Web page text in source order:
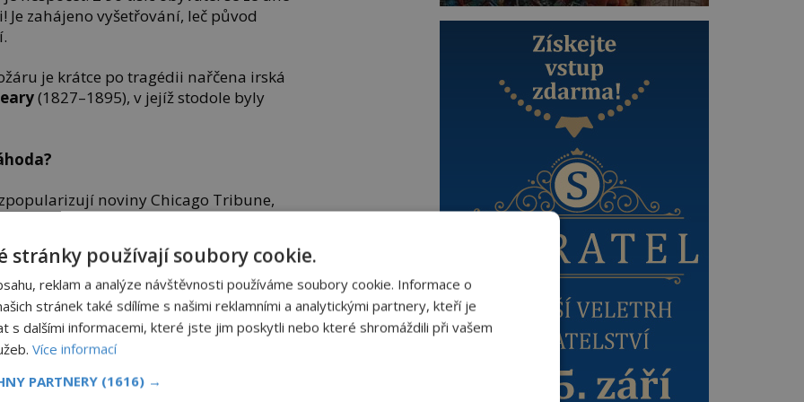
zahájeno vyšetřování, leč původ
je krátce po tragédii nařčena irská
(1827–1895), v jejíž stodole byly
noviny Chicago Tribune,
ženina kráva, jež kopnutím
lidští
Gruzínské masové
knedlíčky
stránky používají soubory cookie.
reklam a analýze návštěvnosti používáme soubory cookie. Informace o
stránek také sdílíme s našimi reklamními a analytickými partnery, kteří je
s dalšími informacemi, které jste jim poskytli nebo které shromáždili při vašem
Více informací
PARTNERY (1616) →